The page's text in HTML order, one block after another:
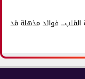
القلب.. فوائد مذهلة قد